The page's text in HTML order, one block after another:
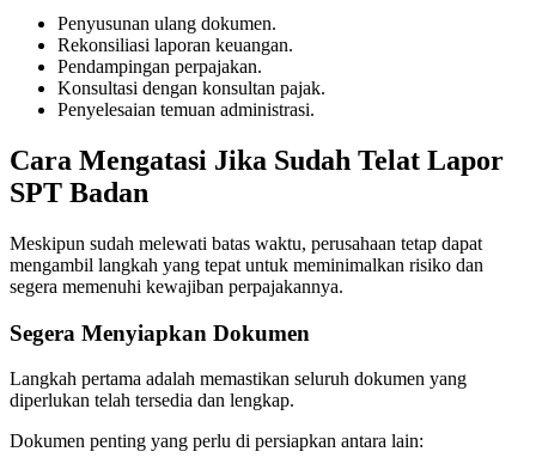
Penyusunan ulang dokumen.
Rekonsiliasi laporan keuangan.
Pendampingan perpajakan.
Konsultasi dengan konsultan pajak.
Penyelesaian temuan administrasi.
Cara Mengatasi Jika Sudah Telat Lapor
SPT Badan
Meskipun sudah melewati batas waktu, perusahaan tetap dapat
mengambil langkah yang tepat untuk meminimalkan risiko dan
segera memenuhi kewajiban perpajakannya.
Segera Menyiapkan Dokumen
Langkah pertama adalah memastikan seluruh dokumen yang
diperlukan telah tersedia dan lengkap.
Dokumen penting yang perlu di persiapkan antara lain: